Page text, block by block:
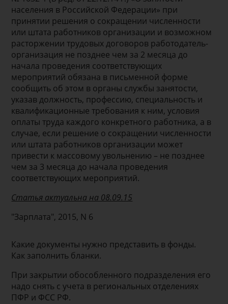
населения в Российской Федерации» при
принятии решения о сокращении численности
или штата работников организации и возможном
расторжении трудовых договоров работодатель-
организация не позднее чем за 2 месяца до
начала проведения соответствующих
мероприятий обязана в письменной форме
сообщить об этом в органы службы занятости,
указав должность, профессию, специальность и
квалификационные требования к ним, условия
оплаты труда каждого конкретного работника, а в
случае, если решение о сокращении численности
или штата работников организации может
привести к массовому увольнению – не позднее
чем за 3 месяца до начала проведения
соответствующих мероприятий.
Статья актуальна на 08.09.15
"Зарплата", 2015, N 6
Какие документы нужно представить в фонды.
Как заполнить бланки.
При закрытии обособленного подразделения его
надо снять с учета в региональных отделениях
ПФР и ФСС РФ.